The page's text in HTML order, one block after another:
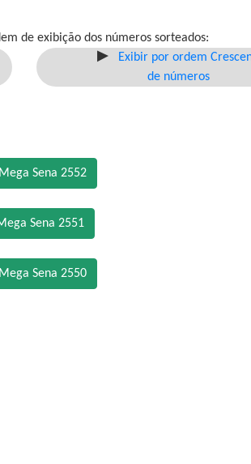
de exibição dos números sorteados:
Exibir por ordem
de números
Sena 2552
Sena 2551
Sena 2550